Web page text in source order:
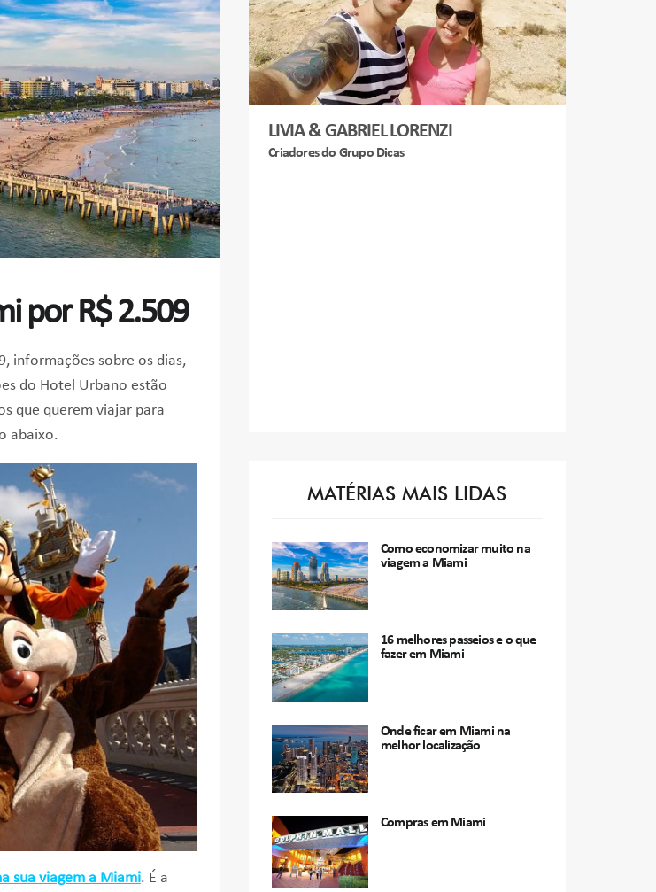
por R$ 2.509
informações sobre os dias,
do Hotel Urbano estão
que querem viajar para
abaixo.
sua viagem a Miami. É a
LIVIA & GABRIEL LORENZI
Criadores do Grupo Dicas
MATÉRIAS MAIS LIDAS
Como economizar muito na
viagem a Miami
16 melhores passeios e o que
fazer em Miami
Onde ficar em Miami na
melhor localização
Compras em Miami